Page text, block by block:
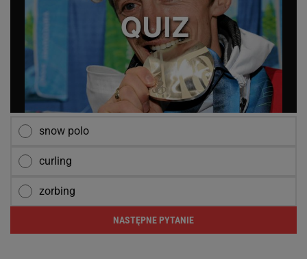
snow polo
curling
zorbing
NASTĘPNE PYTANIE